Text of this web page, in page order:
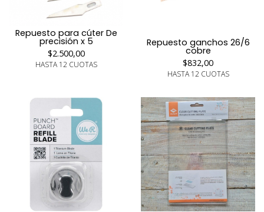
Repuesto para cúter De
precisión x 5
$2.500,00
HASTA 12 CUOTAS
Repuesto ganchos 26/6
cobre
$832,00
HASTA 12 CUOTAS